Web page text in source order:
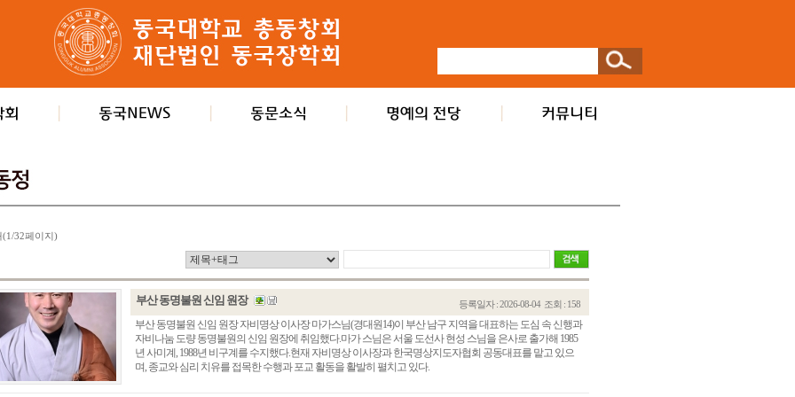
(1/32페이지)
부산 동명불원 신임 원장 등록일자 : 2026-08-04 조회 : 158
부산 동명불원 신임 원장 자비명상 이사장 마가스님(경대원14)이 부산 남구 지역을 대표하는 도심 속 신행과
자비나눔 도량 동명불원의 신임 원장에 취임했다.마가 스님은 서울 도선사 현성 스님을 은사로 출가해 1985
년 사미계, 1988년 비구계를 수지했다.현재 자비명상 이사장과 한국명상지도자협회 공동대표를 맡고 있으
며, 종교와 심리 치유를 접목한 수행과 포교 활동을 활발히 펼치고 있다.